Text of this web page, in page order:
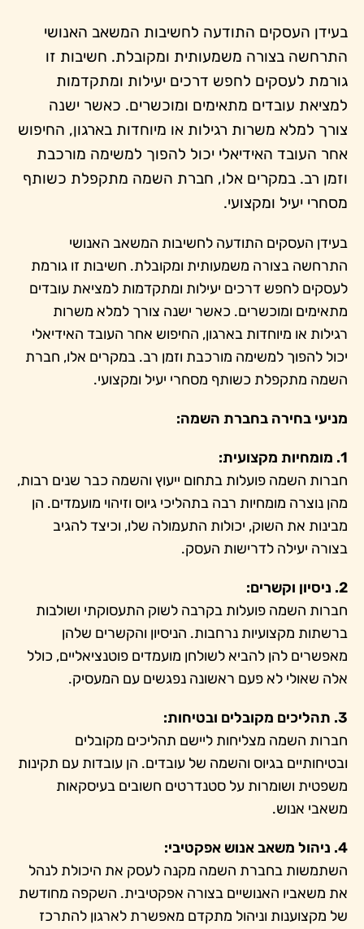
בעידן העסקים התודעה לחשיבות המשאב האנושי
התרחשה בצורה משמעותית ומקובלת. חשיבות זו
גורמת לעסקים לחפש דרכים יעילות ומתקדמות
למציאת עובדים מתאימים ומוכשרים. כאשר ישנה
צורך למלא משרות רגילות או מיוחדות בארגון, החיפוש
אחר העובד האידיאלי יכול להפוך למשימה מורכבת
וזמן רב. במקרים אלו, חברת השמה מתקפלת כשותף
מסחרי יעיל ומקצועי.
בעידן העסקים התודעה לחשיבות המשאב האנושי
התרחשה בצורה משמעותית ומקובלת. חשיבות זו גורמת
לעסקים לחפש דרכים יעילות ומתקדמות למציאת עובדים
מתאימים ומוכשרים. כאשר ישנה צורך למלא משרות
רגילות או מיוחדות בארגון, החיפוש אחר העובד האידיאלי
יכול להפוך למשימה מורכבת וזמן רב. במקרים אלו, חברת
השמה מתקפלת כשותף מסחרי יעיל ומקצועי.
מניעי בחירה בחברת השמה:
1. מומחיות מקצועית:
חברות השמה פועלות בתחום ייעוץ והשמה כבר שנים רבות,
מהן נוצרה מומחיות רבה בתהליכי גיוס וזיהוי מועמדים. הן
מבינות את השוק, יכולות התעמולה שלו, וכיצד להגיב
בצורה יעילה לדרישות העסק.
2. ניסיון וקשרים:
חברות השמה פועלות בקרבה לשוק התעסוקתי ושולבות
ברשתות מקצועיות נרחבות. הניסיון והקשרים שלהן
מאפשרים להן להביא לשולחן מועמדים פוטנציאליים, כולל
אלה שאולי לא פעם ראשונה נפגשים עם המעסיק.
3. תהליכים מקובלים ובטיחות:
חברות השמה מצליחות ליישם תהליכים מקובלים
ובטיחותיים בגיוס והשמה של עובדים. הן עובדות עם תקינות
משפטית ושומרות על סטנדרטים חשובים בעיסקאות
משאבי אנוש.
4. ניהול משאב אנוש אפקטיבי:
השתמשות בחברת השמה מקנה לעסק את היכולת לנהל
את משאביו האנושיים בצורה אפקטיבית. השקפה מחודשת
של מקצוענות וניהול מתקדם מאפשרת לארגון להתרכז